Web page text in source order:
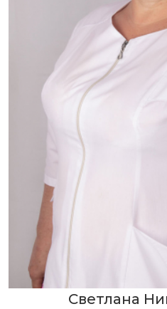
Светлана